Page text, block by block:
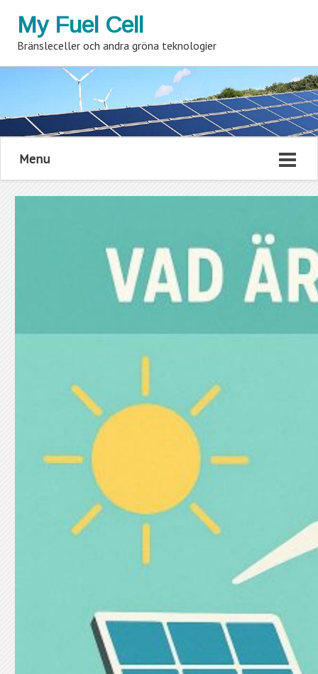
My Fuel Cell
Bränsleceller och andra gröna teknologier
Menu